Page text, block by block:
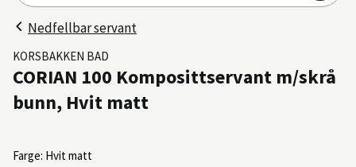
Nedfellbar servant
KORSBAKKEN BAD
CORIAN 100 Komposittservant m/skrå
bunn, Hvit matt
Farge: Hvit matt